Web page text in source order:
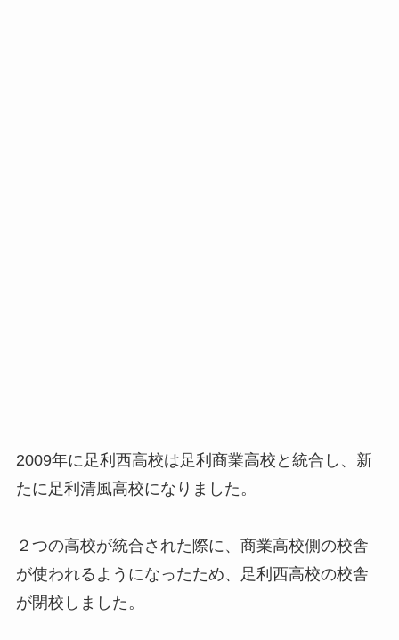
2009年に足利西高校は足利商業高校と統合し、新
たに足利清風高校になりました。
２つの高校が統合された際に、商業高校側の校舎
が使われるようになったため、足利西高校の校舎
が閉校しました。